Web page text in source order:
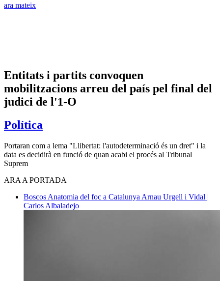
ara mateix
Entitats i partits convoquen
mobilitzacions arreu del país pel final del
judici de l'1-O
Política
Portaran com a lema "Llibertat: l'autodeterminació és un dret" i la
data es decidirà en funció de quan acabi el procés al Tribunal
Suprem
ARA A PORTADA
Boscos Anatomia del foc a Catalunya Arnau Urgell i Vidal |
Carlos Albaladejo